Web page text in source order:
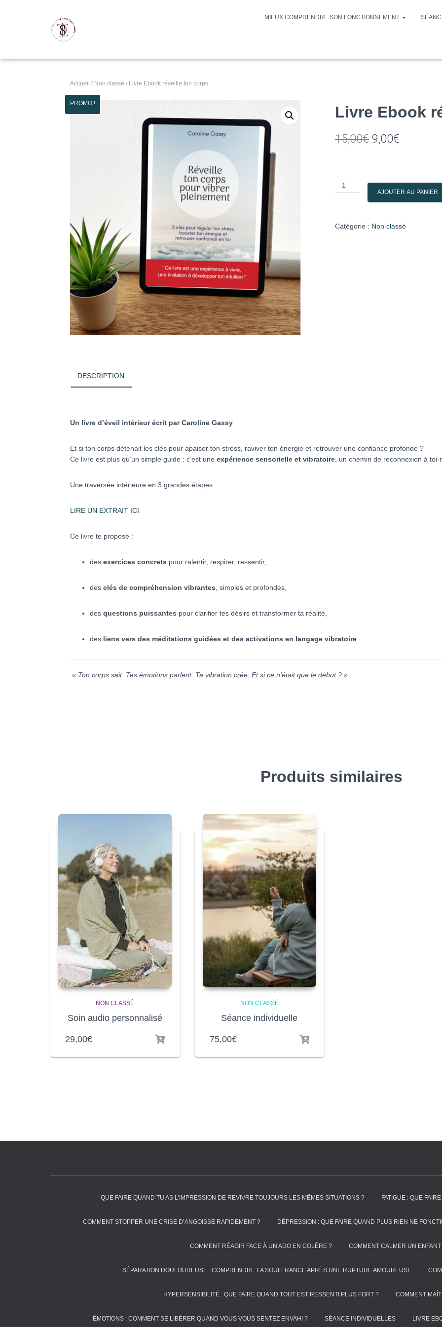
MIEUX COMPRENDRE SON FONCTIONNEMENT
Accueil / Non classé / Livre Ebook réveille ton corps
PROMO ! Livre Ebook
15,00€ Le
était :
9,00€
est :
quantité
de
réveille
AJOUTER AU PANIER
Catégorie : Non classé
DESCRIPTION
Un livre d’éveil intérieur écrit par Caroline Gassy
Et si ton corps détenait les clés pour apaiser ton stress, raviver ton énergie et retrouver une confiance profonde ?
Ce livre est plus qu’un simple guide : c’est une expérience sensorielle et vibratoire , un chemin de reconnexion à toi-
Une traversée intérieure en 3 grandes étapes
LIRE UN EXTRAIT ICI
Ce livre te propose :
des exercices concrets pour ralentir, respirer, ressentir,
des clés de compréhension vibrantes , simples et profondes,
des questions puissantes pour clarifier tes désirs et transformer ta réalité,
des liens vers des méditations guidées et des activations en langage vibratoire
« Ton corps sait. Tes émotions parlent. Ta vibration crée. Et si ce n’était que le début ? »
Produits similaires
NON CLASSÉ
Soin audio personnalisé
29,00€
NON CLASSÉ
Séance individuelle
75,00€
QUE FAIRE QUAND TU AS L’IMPRESSION DE REVIVRE TOUJOURS LES MÊMES SITUATIONS ? FATIGUE : QUE
COMMENT STOPPER UNE CRISE D’ANGOISSE RAPIDEMENT ? DÉPRESSION : QUE FAIRE QUAND PLUS RIEN NE
COMMENT RÉAGIR FACE À UN ADO EN COLÈRE ? COMMENT CALMER UN
SÉPARATION DOULOUREUSE : COMPRENDRE LA SOUFFRANCE APRÈS UNE RUPTURE AMOUREUSE
HYPERSENSIBILITÉ : QUE FAIRE QUAND TOUT EST RESSENTI PLUS FORT ? COMMENT
ÉMOTIONS : COMMENT SE LIBÉRER QUAND VOUS VOUS SENTEZ ENVAHI ? SÉANCE INDIVIDUELLES LIVRE